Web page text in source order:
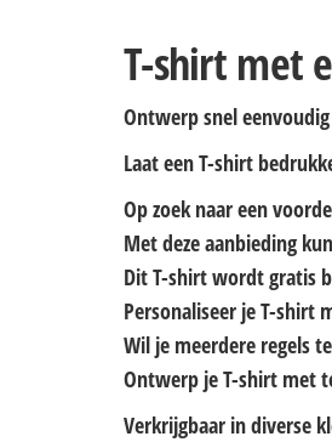
T-shirt met
Ontwerp snel
Laat een T-shirt
Op zoek naar een
Met deze aanbieding
Dit T-shirt wordt gratis
Personaliseer je T-shirt
Wil je meerdere regels
Ontwerp je T-shirt met
Verkrijgbaar in diverse